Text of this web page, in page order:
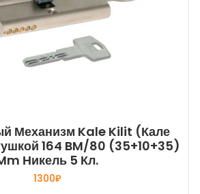
Механизм Kale Kilit (Кале
164 BM/80 (35+10+35)
Никель 5 Кл.
1300₽